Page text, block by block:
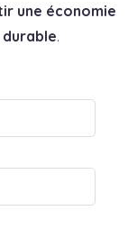
une économie
.